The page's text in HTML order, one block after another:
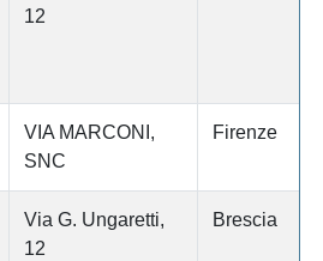
12
VIA MARCONI,
SNC
Firenze
Via G. Ungaretti,
12
Brescia